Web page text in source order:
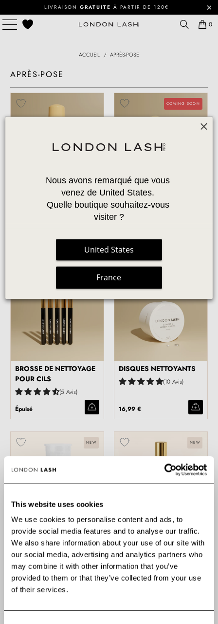
This website uses cookies
We use cookies to personalise content and ads, to
provide social media features and to analyse our traffic.
We also share information about your use of our site with
our social media, advertising and analytics partners who
may combine it with other information that you’ve
provided to them or that they’ve collected from your use
of their services.
LIVRAISON GRATUITE À PARTIR DE 120€ !
0
ACCUEIL / APRÈS-POSE
APRÈS-POSE
SHAMPOING POUR CILS
14 Avis
COMING SOON
LE DUO POUR CILS
IMPECCABLES -
ÉCONOMISEZ 25%
BROSSE DE NETTOYAGE
POUR CILS
5 Avis
Épuisé
DISQUES NETTOYANTS
10 Avis
16,99 €
NEW
NETTOYANTS PROTÉINÉ
LIQUIDE 100ML
Aucun Avis
12,99 €
NEW
GEL COIFFANT 2-EN-1
POUR UN EFFET SPIKES
SUR LES CILS
Aucun Avis
11,99 €
Nous avons remarqué que vous
venez de United States.
Quelle boutique souhaitez-vous
visiter ?
United States
France